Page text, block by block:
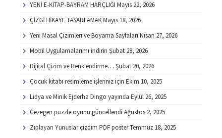
YENİ E-KİTAP-BAYRAM HARÇLIĞI Mayıs 22, 2026
ÇİZGİ HİKAYE TASARLAMAKMayıs 18, 2026
Yeni Masal Çizimleri ve Boyama Sayfaları Nisan 27, 2026
Mobil Uygulamalarımı indirin Şubat 28, 2026
Dijital Çizim ve Renklendirme… Şubat 20, 2026
Çocuk kitabı resimleme işleriniz için Ekim 10, 2025
Lidya ve Minik Ejderha Dingo yayında Eylül 26, 2025
Gezegen puzzle oyunu güncellendi Ağustos 2, 2025
Zıplayan Yunuslar çizdim PDF posterTemmuz 18, 2025